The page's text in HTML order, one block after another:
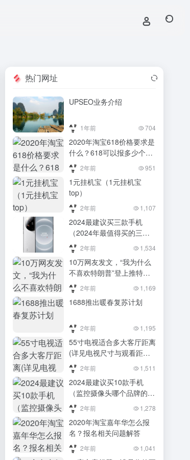
热门网址
UPSEO业务介绍
1年前 704
2020年淘宝618价格要求是
什么？618可以报多少个商
品？2年前 951
1元挂机宝（1元挂机宝
top）
2年前 1,107
2024最建议买三款手机
（2024年最值得买的三款
旗舰手机推荐）2024年最
值得买的三款旗舰手机推荐
2年前 1,534
10万网友发文，“我为什么
不喜欢特朗普”登上推特热
搜第一，这些评论扎心了
2年前 1,169
1688推出暖春复苏计划
2年前 1,195
55寸电视适合多大客厅距离
(详见电视尺寸与观看距离
对应表)
2年前 1,511
2024最建议买10款手机
（监控摄像头哪个品牌的
好？2024最建议买这10
款，性价比口碑公认）监控
摄像头哪个品牌的好？
2024最建议买这10款，性
价比口碑公认
2年前 1,278
2020年淘宝嘉年华怎么报
名？报名相关问题解答
2年前 1,041